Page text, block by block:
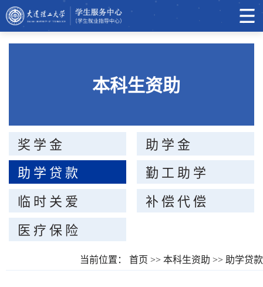
本科生资助
奖学金
助学金
助学贷款
勤工助学
临时关爱
补偿代偿
医疗保险
当前位置： 首页 >> 本科生资助 >> 助学贷款